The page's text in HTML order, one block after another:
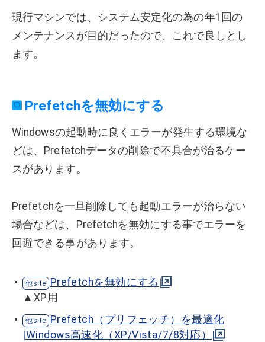
現行マシンでは、システム安定化の為の年1回の
メンテナンスが目的だったので、これで良しとし
ます。
Prefetchを無効にする
Windowsの起動時に良くエラーが発生する環境な
どは、Prefetchデータの削除で不具合が治るケー
スがあります。
Prefetchを一旦削除しても起動エラーが治らない
場合などは、Prefetchを無効にする事でエラーを
回避できる事があります。
Prefetchを無効にする
▲XP用
Prefetch（プリフェッチ）を最適化
|Windows高速化（XP/Vista/7/8対応）